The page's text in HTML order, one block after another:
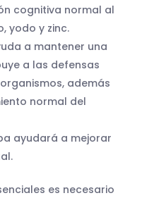
cognitiva normal al
yodo y zinc.
a mantener una
a las defensas
además
normal del
ayudará a mejorar
es necesario